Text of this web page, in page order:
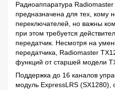
Радиоаппаратура
предназначена для тех, кому
переключателей, но важны
при этом требуется
передатчик. Несмотря на
передатчика, Radiomaster
функций от старшей модели
Поддержка до 16 каналов
модуль ExpressLRS (SX1280),